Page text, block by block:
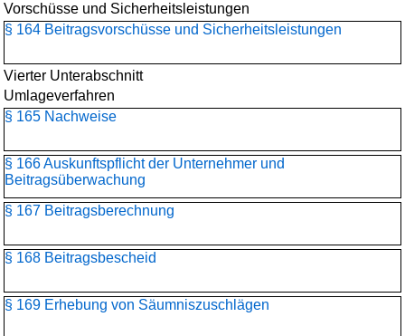
Vorschüsse und Sicherheitsleistungen
§ 164 Beitragsvorschüsse und Sicherheitsleistungen
Vierter Unterabschnitt
Umlageverfahren
§ 165 Nachweise
§ 166 Auskunftspflicht der Unternehmer und
Beitragsüberwachung
§ 167 Beitragsberechnung
§ 168 Beitragsbescheid
§ 169 Erhebung von Säumniszuschlägen